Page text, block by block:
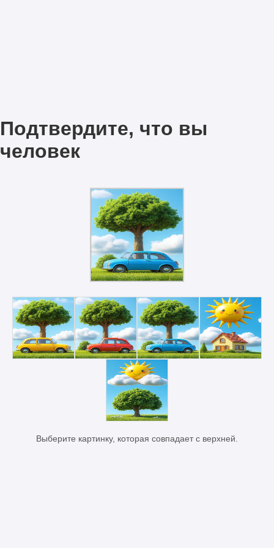
Подтвердите, что вы
человек
Выберите картинку, которая совпадает с верхней.